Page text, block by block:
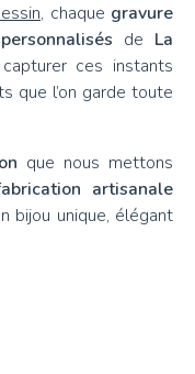
, chaque gravure
de La
ces instants
que l’on garde toute
que nous mettons
artisanale
bijou unique, élégant